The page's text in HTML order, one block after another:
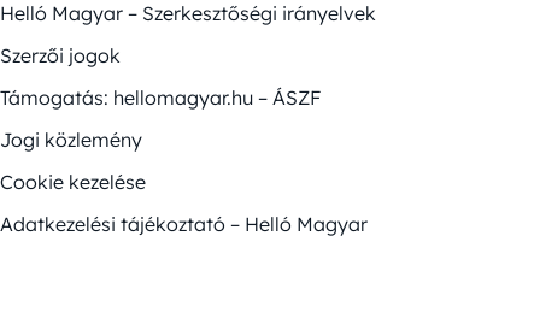
Helló Magyar – Szerkesztőségi irányelvek
Szerzői jogok
Támogatás: hellomagyar.hu – ÁSZF
Jogi közlemény
Cookie kezelése
Adatkezelési tájékoztató – Helló Magyar